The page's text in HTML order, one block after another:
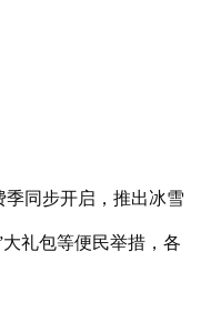
同步开启，推出冰雪
礼包等便民举措，各